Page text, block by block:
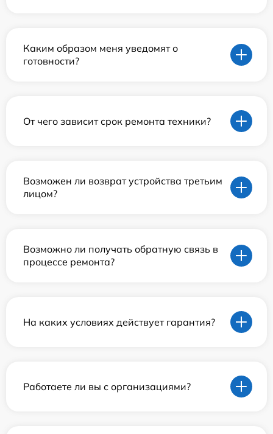
Каким образом меня уведомят о
готовности?
От чего зависит срок ремонта техники?
Возможен ли возврат устройства третьим
лицом?
Возможно ли получать обратную связь в
процессе ремонта?
На каких условиях действует гарантия?
Работаете ли вы с организациями?